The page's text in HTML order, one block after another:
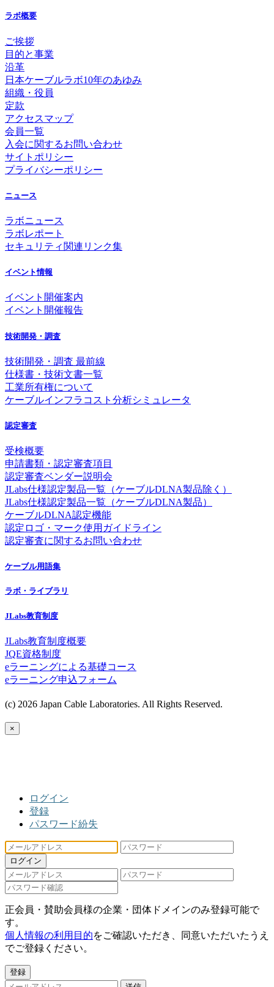
ラボ概要
ご挨拶
目的と事業
沿革
日本ケーブルラボ10年のあゆみ
組織・役員
定款
アクセスマップ
会員一覧
入会に関するお問い合わせ
サイトポリシー
プライバシーポリシー
ニュース
ラボニュース
ラボレポート
セキュリティ関連リンク集
イベント情報
イベント開催案内
イベント開催報告
技術開発・調査
技術開発・調査 最前線
仕様書・技術文書一覧
工業所有権について
ケーブルインフラコスト分析シミュレータ
認定審査
受検概要
申請書類・認定審査項目
認定審査ベンダー説明会
JLabs仕様認定製品一覧（ケーブルDLNA製品除く）
JLabs仕様認定製品一覧（ケーブルDLNA製品）
ケーブルDLNA認定機能
認定ロゴ・マーク使用ガイドライン
認定審査に関するお問い合わせ
ケーブル用語集
ラボ・ライブラリ
JLabs教育制度
JLabs教育制度概要
JQE資格制度
eラーニングによる基礎コース
eラーニング申込フォーム
(c) 2026 Japan Cable Laboratories. All Rights Reserved.
×
ログイン
登録
パスワード紛失
ログイン
正会員・賛助会員様の企業・団体ドメインのみ登録可能で
す。
個人情報の利用目的をご確認いただき、同意いただいたうえ
でご登録ください。
登録